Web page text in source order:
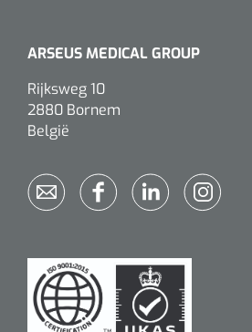
ARSEUS MEDICAL GROUP
Rijksweg 10
2880 Bornem
België